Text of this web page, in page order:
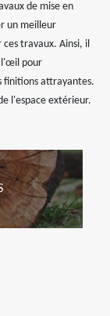
de mise en
un meilleur
travaux. Ainsi, il
l'œil pour
finitions attrayantes.
l'espace extérieur.